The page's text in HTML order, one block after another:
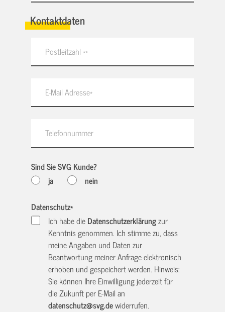
Kontaktdaten
Sind Sie SVG Kunde?
ja
nein
Datenschutz*
Ich habe dieDatenschutzerklärungzur
Kenntnis genommen. Ich stimme zu, dass
meine Angaben und Daten zur
Beantwortung meiner Anfrage elektronisch
erhoben und gespeichert werden. Hinweis:
Sie können Ihre Einwilligung jederzeit für
die Zukunft per E-Mail an
datenschutz@svg.dewiderrufen.